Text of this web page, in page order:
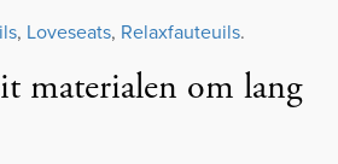
, Loveseats, Relaxfauteuils.
materialen om lang